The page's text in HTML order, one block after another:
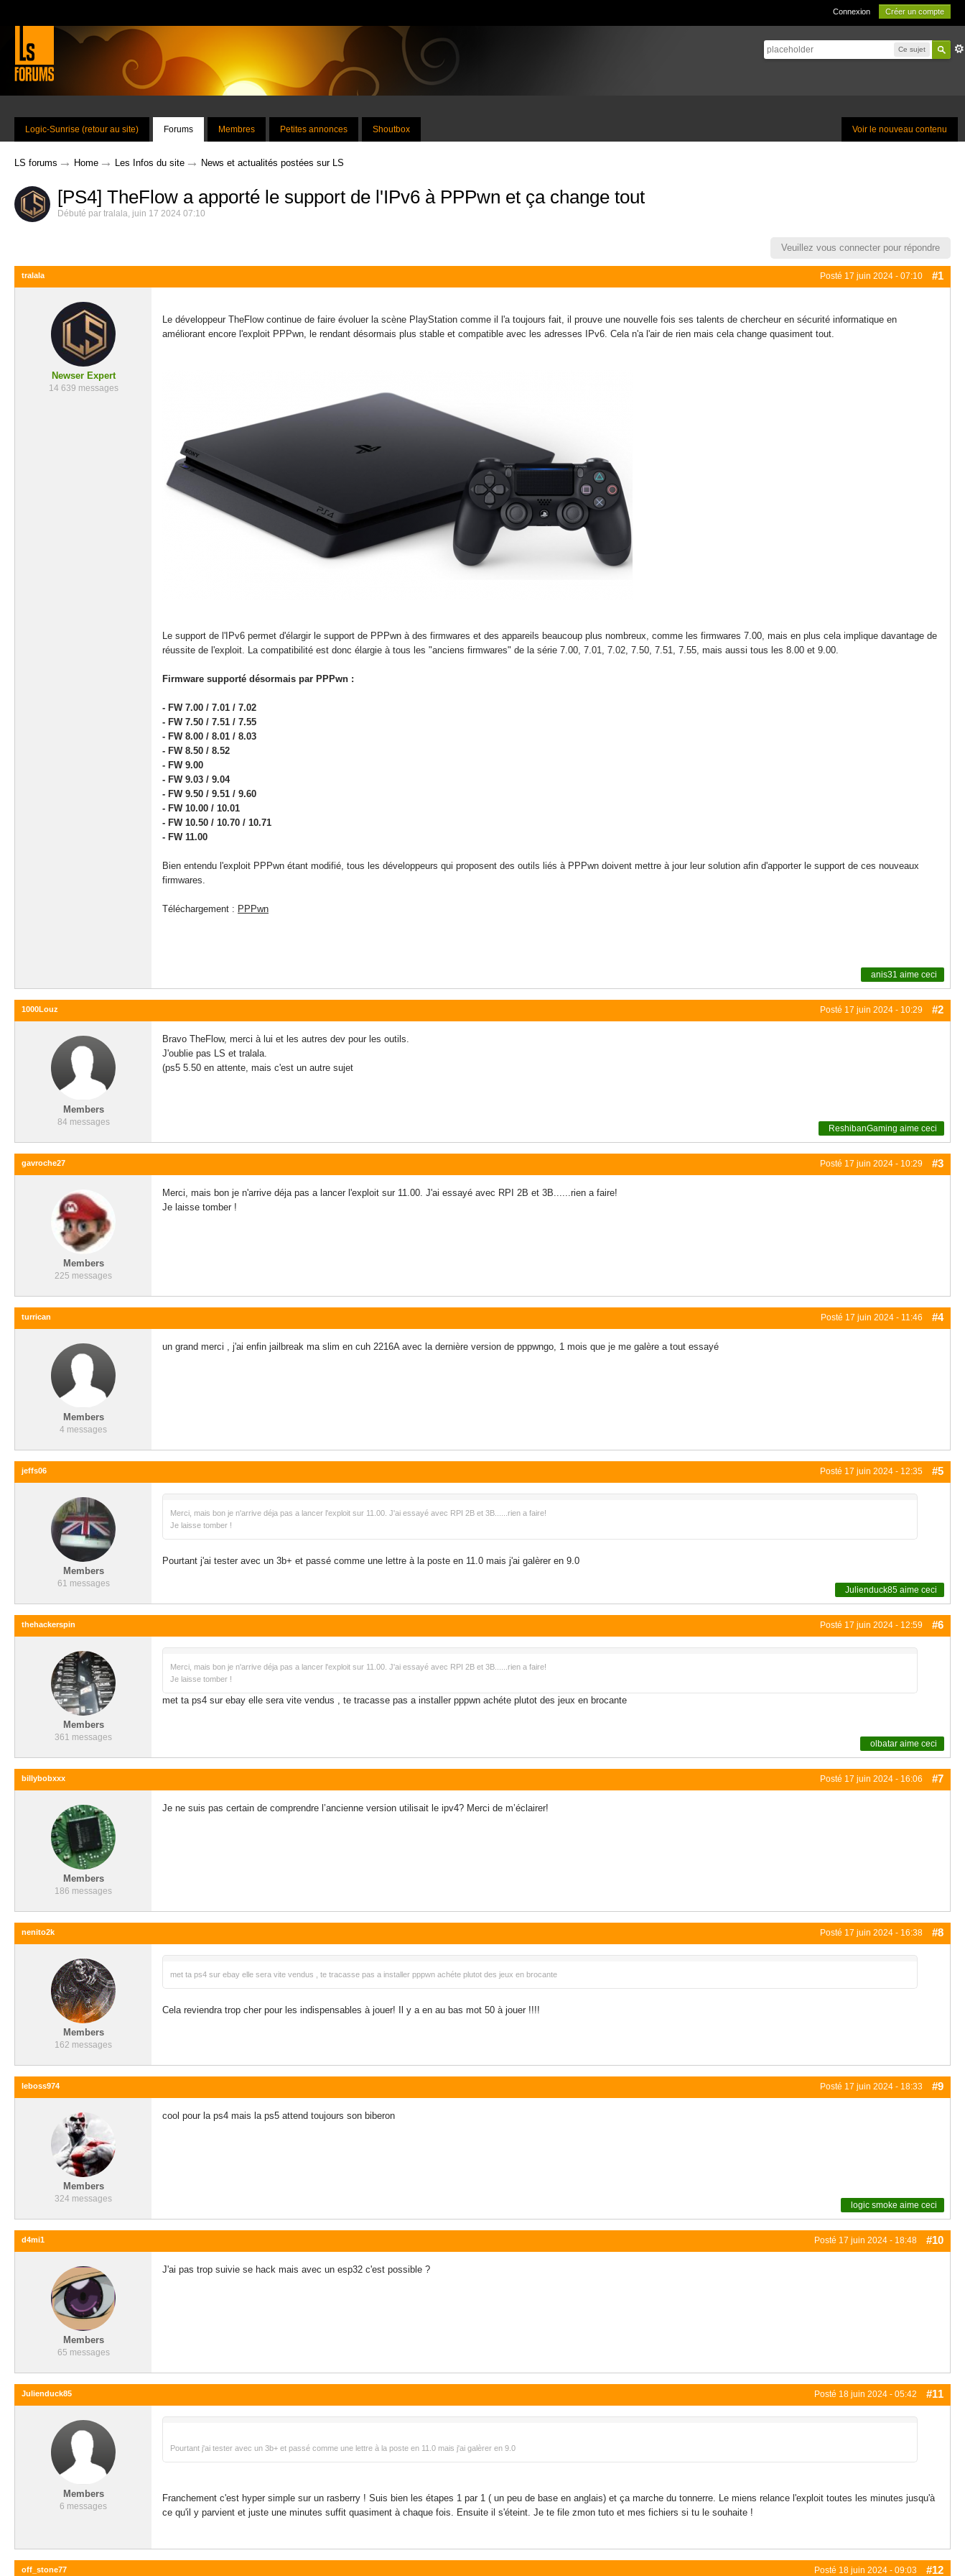
Connexion Créer un compte
Ce sujet
Voir le nouveau contenu
Logic-Sunrise (retour au site) Forums Membres Petites annonces Shoutbox
LS forums → Home → Les Infos du site → News et actualités postées sur LS
[PS4] TheFlow a apporté le support de l'IPv6 à PPPwn et ça change tout
Débuté par tralala, juin 17 2024 07:10
Veuillez vous connecter pour répondre
Posté 17 juin 2024 - 07:10 #1
tralala
Newser Expert
14 639 messages
Le développeur TheFlow continue de faire évoluer la scène PlayStation comme il l'a toujours fait, il prouve une nouvelle fois ses talents de chercheur en sécurité informatique en
améliorant encore l'exploit PPPwn, le rendant désormais plus stable et compatible avec les adresses IPv6. Cela n'a l'air de rien mais cela change quasiment tout.
Le support de l'IPv6 permet d'élargir le support de PPPwn à des firmwares et des appareils beaucoup plus nombreux, comme les firmwares 7.00, mais en plus cela implique davantage de
réussite de l'exploit. La compatibilité est donc élargie à tous les "anciens firmwares" de la série 7.00, 7.01, 7.02, 7.50, 7.51, 7.55, mais aussi tous les 8.00 et 9.00.
Firmware supporté désormais par PPPwn :
- FW 7.00 / 7.01 / 7.02
- FW 7.50 / 7.51 / 7.55
- FW 8.00 / 8.01 / 8.03
- FW 8.50 / 8.52
- FW 9.00
- FW 9.03 / 9.04
- FW 9.50 / 9.51 / 9.60
- FW 10.00 / 10.01
- FW 10.50 / 10.70 / 10.71
- FW 11.00
Bien entendu l'exploit PPPwn étant modifié, tous les développeurs qui proposent des outils liés à PPPwn doivent mettre à jour leur solution afin d'apporter le support de ces nouveaux
firmwares.
Téléchargement : PPPwn
anis31 aime ceci
Posté 17 juin 2024 - 10:29 #2
1000Louz
Members
84 messages
Bravo TheFlow, merci à lui et les autres dev pour les outils.
J'oublie pas LS et tralala.
(ps5 5.50 en attente, mais c'est un autre sujet
ReshibanGaming aime ceci
Posté 17 juin 2024 - 10:29 #3
gavroche27
Members
225 messages
Merci, mais bon je n'arrive déja pas a lancer l'exploit sur 11.00. J'ai essayé avec RPI 2B et 3B......rien a faire!
Je laisse tomber !
Posté 17 juin 2024 - 11:46 #4
turrican
Members
4 messages
un grand merci , j'ai enfin jailbreak ma slim en cuh 2216A avec la dernière version de pppwngo, 1 mois que je me galère a tout essayé
Posté 17 juin 2024 - 12:35 #5
jeffs06
Members
61 messages
Merci, mais bon je n'arrive déja pas a lancer l'exploit sur 11.00. J'ai essayé avec RPI 2B et 3B......rien a faire!
Je laisse tomber !
Pourtant j'ai tester avec un 3b+ et passé comme une lettre à la poste en 11.0 mais j'ai galèrer en 9.0
Julienduck85 aime ceci
Posté 17 juin 2024 - 12:59 #6
thehackerspin
Members
361 messages
Merci, mais bon je n'arrive déja pas a lancer l'exploit sur 11.00. J'ai essayé avec RPI 2B et 3B......rien a faire!
Je laisse tomber !
met ta ps4 sur ebay elle sera vite vendus , te tracasse pas a installer pppwn achéte plutot des jeux en brocante
olbatar aime ceci
Posté 17 juin 2024 - 16:06 #7
billybobxxx
Members
186 messages
Je ne suis pas certain de comprendre l’ancienne version utilisait le ipv4? Merci de m’éclairer!
Posté 17 juin 2024 - 16:38 #8
nenito2k
Members
162 messages
met ta ps4 sur ebay elle sera vite vendus , te tracasse pas a installer pppwn achéte plutot des jeux en brocante
Cela reviendra trop cher pour les indispensables à jouer! Il y a en au bas mot 50 à jouer !!!!
Posté 17 juin 2024 - 18:33 #9
leboss974
Members
324 messages
cool pour la ps4 mais la ps5 attend toujours son biberon
logic smoke aime ceci
Posté 17 juin 2024 - 18:48 #10
d4mi1
Members
65 messages
J'ai pas trop suivie se hack mais avec un esp32 c'est possible ?
Posté 18 juin 2024 - 05:42 #11
Julienduck85
Members
6 messages
Pourtant j'ai tester avec un 3b+ et passé comme une lettre à la poste en 11.0 mais j'ai galèrer en 9.0
Franchement c'est hyper simple sur un rasberry ! Suis bien les étapes 1 par 1 ( un peu de base en anglais) et ça marche du tonnerre. Le miens relance l'exploit toutes les minutes jusqu'à
ce qu'il y parvient et juste une minutes suffit quasiment à chaque fois. Ensuite il s'éteint. Je te file zmon tuto et mes fichiers si tu le souhaite !
Posté 18 juin 2024 - 09:03 #12
off_stone77